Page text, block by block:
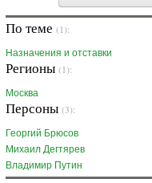
По теме (1):
Назначения и отставки
Регионы (1):
Москва
Персоны (3):
Георгий Брюсов
Михаил Дегтярев
Владимир Путин